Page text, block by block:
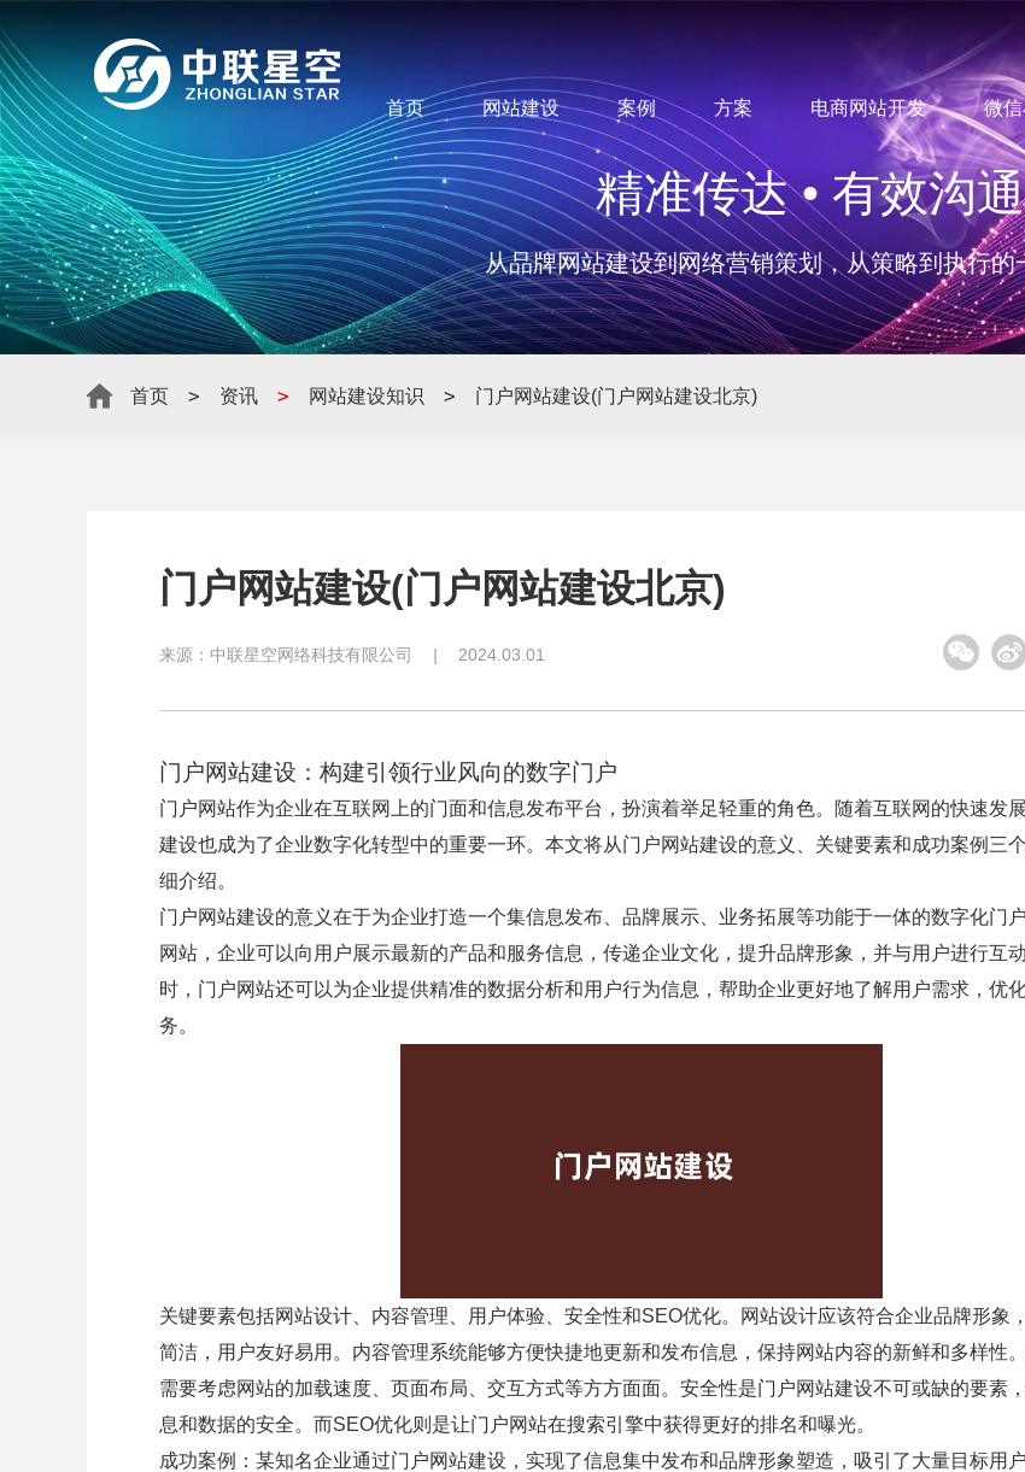
首页 网站建设 案例 方案 电商网站开发 微
精准传达 • 有效沟通
从品牌网站建设到网络营销策划，从策略到执行的
首页 > 资讯 > 网站建设知识 > 门户网站建设(门户网站建设北京)
门户网站建设(门户网站建设北京)
来源： 中联星空网络科技有限公司 | 2024.03.01
门户网站建设：构建引领行业风向的数字门户
门户网站作为企业在互联网上的门面和信息发布平台，扮演着举足轻重的角色。随着互联网的快速发
建设也成为了企业数字化转型中的重要一环。本文将从门户网站建设的意义、关键要素和成功案例三
细介绍。
门户网站建设的意义在于为企业打造一个集信息发布、品牌展示、业务拓展等功能于一体的数字化门
网站，企业可以向用户展示最新的产品和服务信息，传递企业文化，提升品牌形象，并与用户进行互
时，门户网站还可以为企业提供精准的数据分析和用户行为信息，帮助企业更好地了解用户需求，优
务。
关键要素包括网站设计、内容管理、用户体验、安全性和SEO优化。网站设计应该符合企业品牌形象
简洁，用户友好易用。内容管理系统能够方便快捷地更新和发布信息，保持网站内容的新鲜和多样性
需要考虑网站的加载速度、页面布局、交互方式等方方面面。安全性是门户网站建设不可或缺的要素
息和数据的安全。而SEO优化则是让门户网站在搜索引擎中获得更好的排名和曝光。
成功案例：某知名企业通过门户网站建设，实现了信息集中发布和品牌形象塑造，吸引了大量目标用